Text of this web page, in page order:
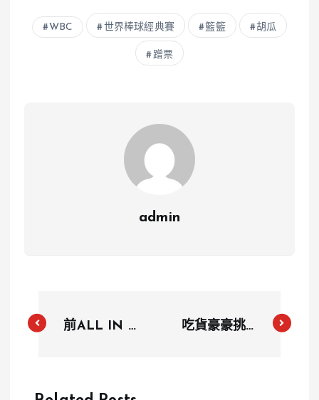
WBC 世界棒球經典賽 籃籃 胡瓜
蹭票
admin
前ALL IN 5
元？當殭屍臨
吃貨豪豪挑戰